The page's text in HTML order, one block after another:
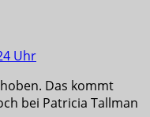
Uhr
Das kommt
bei Patricia Tallman